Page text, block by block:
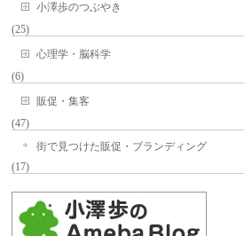
小澤歩のつぶやき
(25)
心理学・脳科学
(6)
販促・集客
(47)
街で見つけた販促・ブランディング
(17)